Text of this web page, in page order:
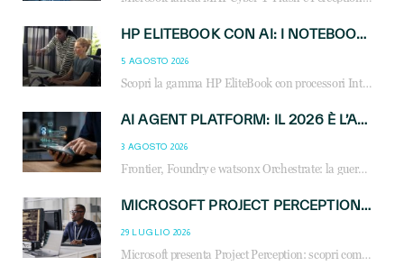
HP ELITEBOOK CON AI: I NOTEBOOK BUSINESS INTELLIGENTI CHE TRASFORMANO PRODUTTIVITÀ, SICUREZZA E LAVORO IBRIDO
5 AGOSTO 2026
Scopri la gamma HP EliteBook con processori Intel® Core™ Ultra e AMD Ryzen™ AI. Notebook business progettati per aumentare la produttività, migliorare la collaborazione e garantire sicurezza avanzata in ufficio e in mobilità.
AI AGENT PLATFORM: IL 2026 È L’ANNO DEL «SISTEMA OPERATIVO» PER GLI AGENTI AZIENDALI
3 AGOSTO 2026
Frontier, Foundry e watsonx Orchestrate: la guerra delle piattaforme AI agent ridisegna il mercato IT. Cosa cambia per reseller, MSP e system integrator.
MICROSOFT PROJECT PERCEPTION: COME GLI AGENTI AI CAMBIERANNO SOC, CYBERSECURITY E SERVIZI MSP
29 LUGLIO 2026
Microsoft presenta Project Perception: scopri come gli agenti AI possono trasformare cybersecurity, SOC e servizi gestiti degli MSP.